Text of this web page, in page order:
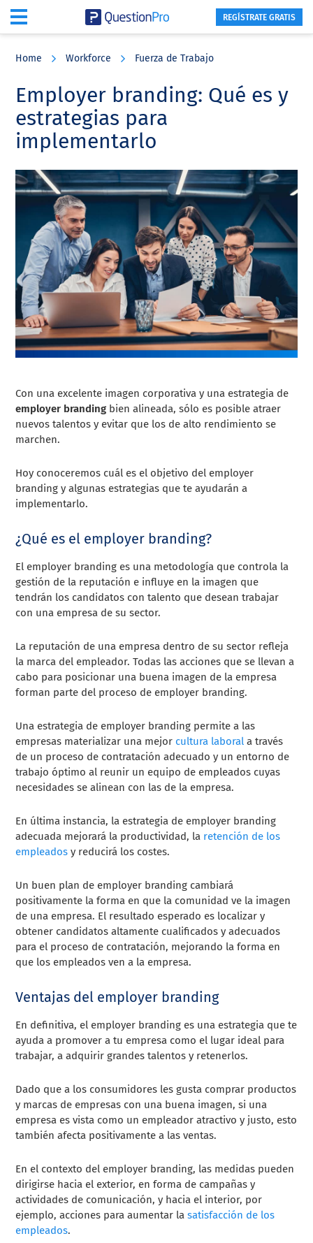
content
sidebar
REGÍSTRATE GRATIS
Home Workforce Fuerza de Trabajo
Employer branding: Qué es y
estrategias para
implementarlo
Con una excelente imagen corporativa y una estrategia de
employer branding bien alineada, sólo es posible atraer
nuevos talentos y evitar que los de alto rendimiento se
marchen.
Hoy conoceremos cuál es el objetivo del employer
branding y algunas estrategias que te ayudarán a
implementarlo.
¿Qué es el employer branding?
El employer branding es una metodología que controla la
gestión de la reputación e influye en la imagen que
tendrán los candidatos con talento que desean trabajar
con una empresa de su sector.
La reputación de una empresa dentro de su sector refleja
la marca del empleador. Todas las acciones que se llevan a
cabo para posicionar una buena imagen de la empresa
forman parte del proceso de employer branding.
Una estrategia de employer branding permite a las
empresas materializar una mejor cultura laboral a través
de un proceso de contratación adecuado y un entorno de
trabajo óptimo al reunir un equipo de empleados cuyas
necesidades se alinean con las de la empresa.
En última instancia, la estrategia de employer branding
adecuada mejorará la productividad, la retención de los
empleados y reducirá los costes.
Un buen plan de employer branding cambiará
positivamente la forma en que la comunidad ve la imagen
de una empresa. El resultado esperado es localizar y
obtener candidatos altamente cualificados y adecuados
para el proceso de contratación, mejorando la forma en
que los empleados ven a la empresa.
Ventajas del employer branding
En definitiva, el employer branding es una estrategia que te
ayuda a promover a tu empresa como el lugar ideal para
trabajar, a adquirir grandes talentos y retenerlos.
Dado que a los consumidores les gusta comprar productos
y marcas de empresas con una buena imagen, si una
empresa es vista como un empleador atractivo y justo, esto
también afecta positivamente a las ventas.
En el contexto del employer branding, las medidas pueden
dirigirse hacia el exterior, en forma de campañas y
actividades de comunicación, y hacia el interior, por
ejemplo, acciones para aumentar lasatisfacción de los
empleados.